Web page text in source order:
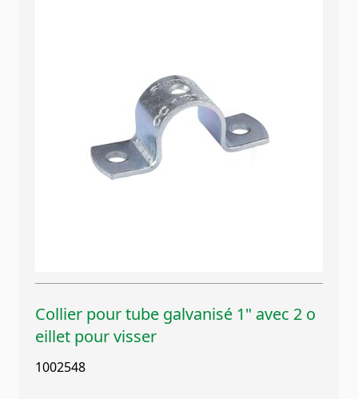
Collier pour tube galvanisé 1" avec 2 o
eillet pour visser
1002548